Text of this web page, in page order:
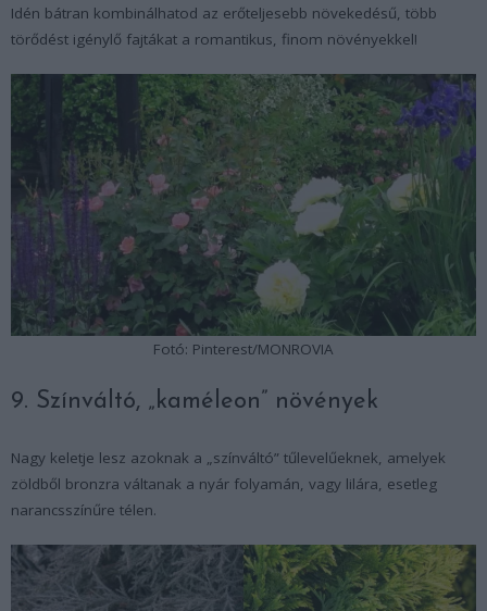
Idén bátran kombinálhatod az erőteljesebb növekedésű, több
törődést igénylő fajtákat a romantikus, finom növényekkel!
Fotó: Pinterest/MONROVIA
9. Színváltó, „kaméleon” növények
Nagy keletje lesz azoknak a „színváltó” tűlevelűeknek, amelyek
zöldből bronzra váltanak a nyár folyamán, vagy lilára, esetleg
narancsszínűre télen.